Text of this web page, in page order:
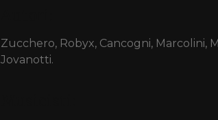
Zucchero, Robyx, Cancogni, Marcolini,
Jovanotti.